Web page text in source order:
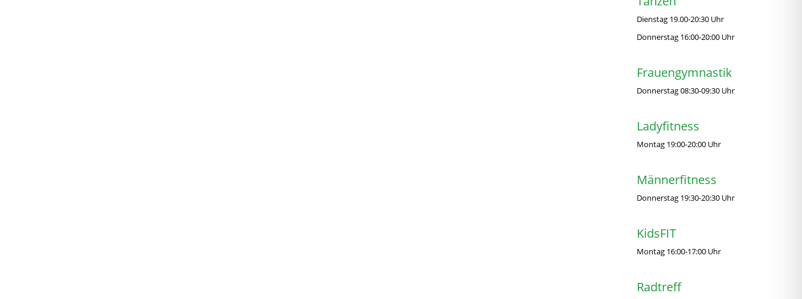
Dienstag 19.00-20:30 Uhr
Donnerstag 16:00-20:00 Uhr
Frauengymnastik
Donnerstag 08:30-09:30 Uhr
Ladyfitness
Montag 19:00-20:00 Uhr
Männerfitness
Donnerstag 19:30-20:30 Uhr
KidsFIT
Montag 16:00-17:00 Uhr
Radtreff